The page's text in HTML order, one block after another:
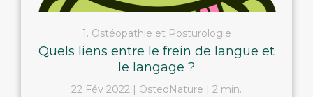
1. Ostéopathie et Posturologie
Quels liens entre le frein de langue et
le langage ?
22 Fév 2022 OsteoNature 2 min.